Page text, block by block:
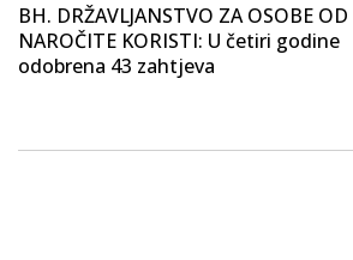
BH. DRŽAVLJANSTVO ZA OSOBE OD
NAROČITE KORISTI: U četiri godine
odobrena 43 zahtjeva